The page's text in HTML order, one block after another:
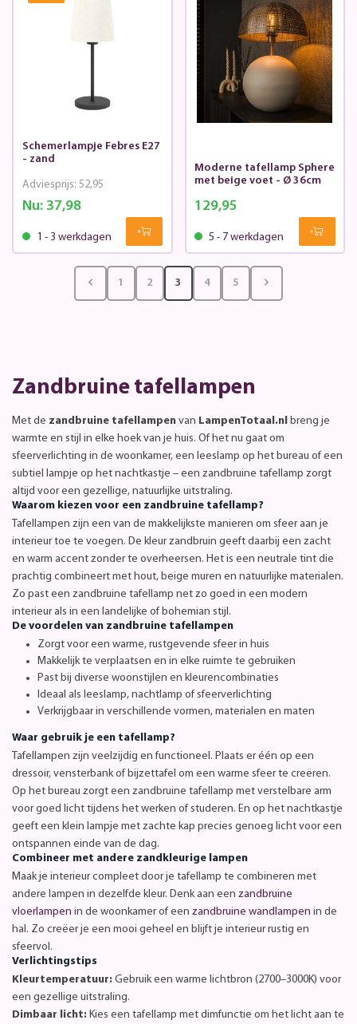
Schemerlampje Febres E27
- zand
Nu:37,98
Adviesprijs: 52,95
1 - 3 werkdagen
Moderne tafellamp Sphere
met beige voet - Ø 36cm
129,95
5 - 7 werkdagen
1 2 3 4 5
Zandbruine tafellampen
Met de zandbruine tafellampen van LampenTotaal.nl breng je
warmte en stijl in elke hoek van je huis. Of het nu gaat om
sfeerverlichting in de woonkamer, een leeslamp op het bureau of een
subtiel lampje op het nachtkastje – een zandbruine tafellamp zorgt
altijd voor een gezellige, natuurlijke uitstraling.
Waarom kiezen voor een zandbruine tafellamp?
Tafellampen zijn een van de makkelijkste manieren om sfeer aan je
interieur toe te voegen. De kleur zandbruin geeft daarbij een zacht
en warm accent zonder te overheersen. Het is een neutrale tint die
prachtig combineert met hout, beige muren en natuurlijke materialen.
Zo past een zandbruine tafellamp net zo goed in een modern
interieur als in een landelijke of bohemian stijl.
De voordelen van zandbruine tafellampen
Zorgt voor een warme, rustgevende sfeer in huis
Makkelijk te verplaatsen en in elke ruimte te gebruiken
Past bij diverse woonstijlen en kleurencombinaties
Ideaal als leeslamp, nachtlamp of sfeerverlichting
Verkrijgbaar in verschillende vormen, materialen en maten
Waar gebruik je een tafellamp?
Tafellampen zijn veelzijdig en functioneel. Plaats er één op een
dressoir, vensterbank of bijzettafel om een warme sfeer te creëren.
Op het bureau zorgt een zandbruine tafellamp met verstelbare arm
voor goed licht tijdens het werken of studeren. En op het nachtkastje
geeft een klein lampje met zachte kap precies genoeg licht voor een
ontspannen einde van de dag.
Combineer met andere zandkleurige lampen
Maak je interieur compleet door je tafellamp te combineren met
andere lampen in dezelfde kleur. Denk aan een zandbruine
vloerlampen in de woonkamer of een zandbruine wandlampen in de
hal. Zo creëer je een mooi geheel en blijft je interieur rustig en
sfeervol.
Verlichtingstips
Kleurtemperatuur: Gebruik een warme lichtbron (2700–3000K) voor
een gezellige uitstraling.
Dimbaar licht: Kies een tafellamp met dimfunctie om het licht aan te